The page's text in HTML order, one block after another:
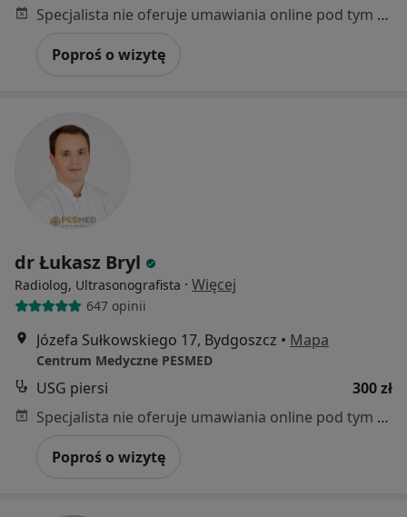
Specjalista nie oferuje umawiania online pod tym adresem.
Poproś o wizytę
dr Łukasz Bryl
Radiolog, Ultrasonografista · Więcej
647 opinii
Józefa Sułkowskiego 17, Bydgoszcz • Mapa
Centrum Medyczne PESMED
USG piersi
300 zł
Specjalista nie oferuje umawiania online pod tym adresem.
Poproś o wizytę